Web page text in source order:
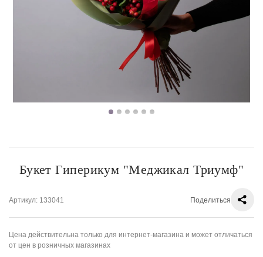
Букет Гиперикум "Меджикал Триумф"
Артикул: 133041 Поделиться
Цена действительна только для интернет-магазина и может отличаться
от цен в розничных магазинах